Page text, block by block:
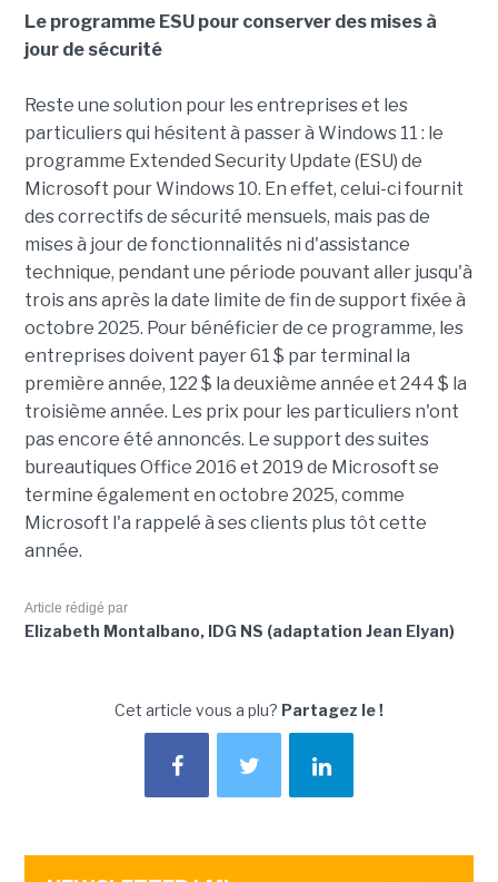
Le programme ESU pour conserver des mises à
jour de sécurité
Reste une solution pour les entreprises et les
particuliers qui hésitent à passer à Windows 11 : le
programme Extended Security Update (ESU) de
Microsoft pour Windows 10. En effet, celui-ci fournit
des correctifs de sécurité mensuels, mais pas de
mises à jour de fonctionnalités ni d'assistance
technique, pendant une période pouvant aller jusqu'à
trois ans après la date limite de fin de support fixée à
octobre 2025. Pour bénéficier de ce programme, les
entreprises doivent payer 61 $ par terminal la
première année, 122 $ la deuxième année et 244 $ la
troisième année. Les prix pour les particuliers n'ont
pas encore été annoncés. Le support des suites
bureautiques Office 2016 et 2019 de Microsoft se
termine également en octobre 2025, comme
Microsoft l'a rappelé à ses clients plus tôt cette
année.
Article rédigé par
Elizabeth Montalbano, IDG NS (adaptation Jean Elyan)
Cet article vous a plu? Partagez le !